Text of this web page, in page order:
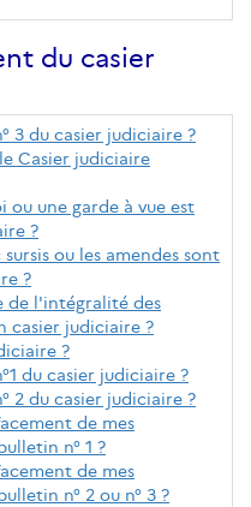
du casier
3 du casier judiciaire ?
Casier judiciaire
ou une garde à vue est
?
ou les amendes sont
?
de l'intégralité des
casier judiciaire ?
?
du casier judiciaire ?
2 du casier judiciaire ?
de mes
n° 1 ?
de mes
n° 2 ou n° 3 ?